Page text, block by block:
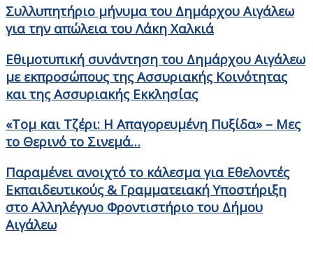
Συλλυπητήριο μήνυμα του Δημάρχου Αιγάλεω
για την απώλεια του Λάκη Χαλκιά
Εθιμοτυπική συνάντηση του Δημάρχου Αιγάλεω
με εκπροσώπους της Ασσυριακής Κοινότητας
και της Ασσυριακής Εκκλησίας
«Τομ και Τζέρι: Η Απαγορευμένη Πυξίδα» – Μες
το Θερινό το Σινεμά…
Παραμένει ανοιχτό το κάλεσμα για Εθελοντές
Εκπαιδευτικούς & Γραμματειακή Υποστήριξη
στο Αλληλέγγυο Φροντιστήριο του Δήμου
Αιγάλεω